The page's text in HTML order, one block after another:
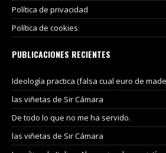
Política de privacidad
Política de cookies
PUBLICACIONES RECIENTES
Ideología practica (falsa cual euro de
las viñetas de Sir Cámara
De todo lo que no me ha servido.
las viñetas de Sir Cámara